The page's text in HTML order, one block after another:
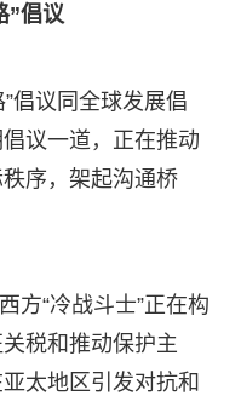
”倡议
倡议同全球发展倡
议一道，正在推动
序，架起沟通桥
方“冷战斗士”正在构
税和推动保护主
太地区引发对抗和